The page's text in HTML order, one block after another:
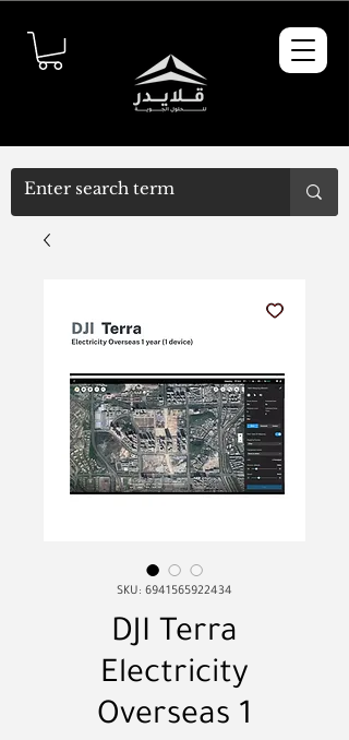
SKU: 6941565922434
DJI Terra
Electricity
Overseas 1